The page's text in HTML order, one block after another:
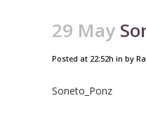
29 May
Posted at 22:52h in by
Soneto_Ponz